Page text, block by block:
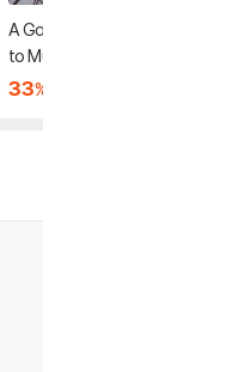
A Good Girl's Guide
to Murder
33%